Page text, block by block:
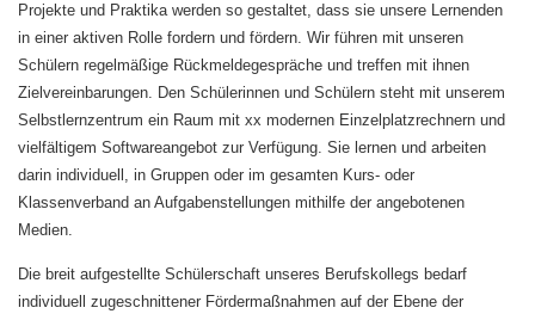
Projekte und Praktika werden so gestaltet, dass sie unsere Lernenden
in einer aktiven Rolle fordern und fördern. Wir führen mit unseren
Schülern regelmäßige Rückmeldegespräche und treffen mit ihnen
Zielvereinbarungen. Den Schülerinnen und Schülern steht mit unserem
Selbstlernzentrum ein Raum mit xx modernen Einzelplatzrechnern und
vielfältigem Softwareangebot zur Verfügung. Sie lernen und arbeiten
darin individuell, in Gruppen oder im gesamten Kurs- oder
Klassenverband an Aufgabenstellungen mithilfe der angebotenen
Medien.
Die breit aufgestellte Schülerschaft unseres Berufskollegs bedarf
individuell zugeschnittener Fördermaßnahmen auf der Ebene der